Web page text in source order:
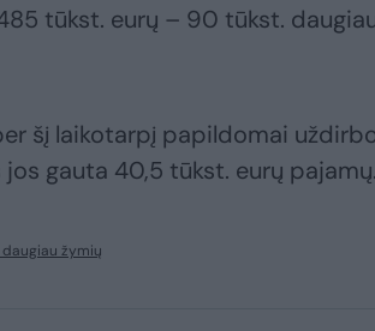
tūkst. eurų – 90 tūkst.
šį laikotarpį papildomai
gauta 40,5 tūkst. eurų pajamų.
žymių